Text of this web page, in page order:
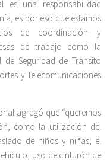
es una responsabilidad
es por eso que estamos
de coordinación y
de trabajo como la
Seguridad de Tránsito
y Telecomunicaciones
agregó que “queremos
como la utilización del
de niños y niñas, el
uso de cinturón de